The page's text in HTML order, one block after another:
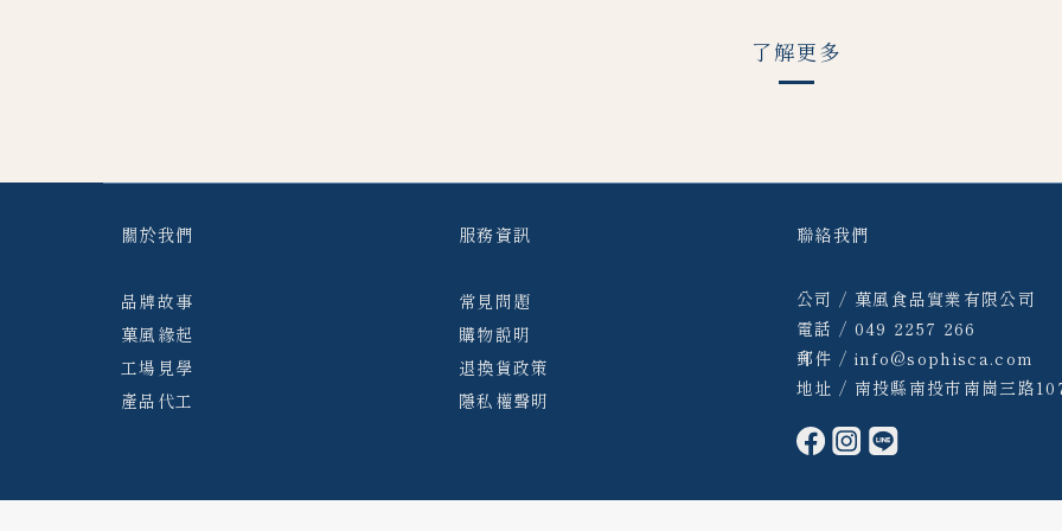
了解更多
關於我們
品牌故事
菓風緣起
工場見學
產品代工
服務資訊
常見問題
購物說明
退換貨政策
隱私權聲明
聯絡我們
公司 / 菓風食品實業有限公司
電話 / 049 2257 266
郵件 / info@sophisca.com
地址 / 南投縣南投市南崗三路